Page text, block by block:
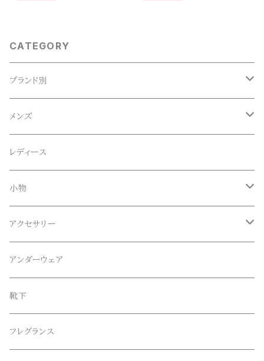
CATEGORY
ブランド別
ACE SNKR(エーススニーカー)
Anapau,Seaing,ANAPAU UG
Blundstone(ブランドストーン)
CameOne(ケイムワン)
CANDY DESIGN&WORKS(CDW)
collonil(コロニル)
CountyComm(カウンティーコム)
メンズ
トップス
Tシャツ
ロンT
ボトムス
ロング
ショート
セットアップ
シューズ
シューズ
サンダル
レディース
小物
帽子、マフラー、手袋
メガネ、サングラス
ベルト
腕時計
アクセサリー
リング
ブレスレット、バングル
ネックレス
アンダーウェア
靴下
フレグランス